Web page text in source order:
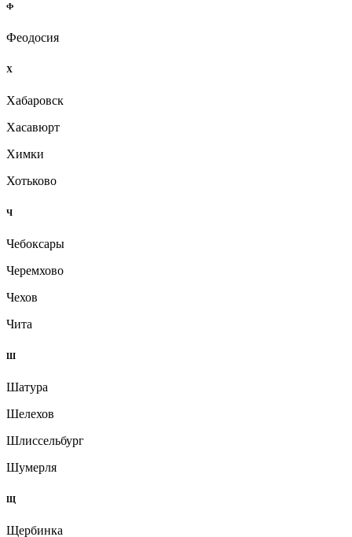
Ф
Феодосия
Х
Хабаровск
Хасавюрт
Химки
Хотьково
Ч
Чебоксары
Черемхово
Чехов
Чита
Ш
Шатура
Шелехов
Шлиссельбург
Шумерля
Щ
Щербинка